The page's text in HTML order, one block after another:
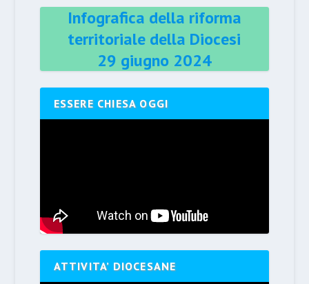
Infografica della riforma
territoriale della Diocesi
29 giugno 2024
ESSERE CHIESA OGGI
ATTIVITA’ DIOCESANE